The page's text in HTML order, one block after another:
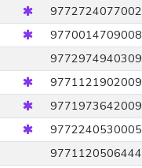
9772724077002
9770014709008
9772974940309
9771121902009
9771973642009
9772240530005
9771120506444